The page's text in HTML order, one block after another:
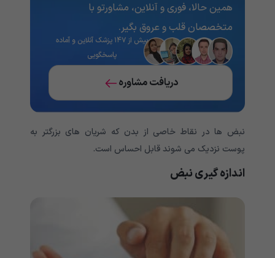
همین حالا، فوری و آنلاین، مشاورتو با
متخصصان قلب و عروق بگیر.
بیش از ۱۴۷ پزشک آنلاین و آماده
پاسخگویی
دریافت مشاوره
نبض ها در نقاط خاصی از بدن که شریان های بزرگتر به
پوست نزدیک می شوند قابل احساس است.
اندازه گیری نبض